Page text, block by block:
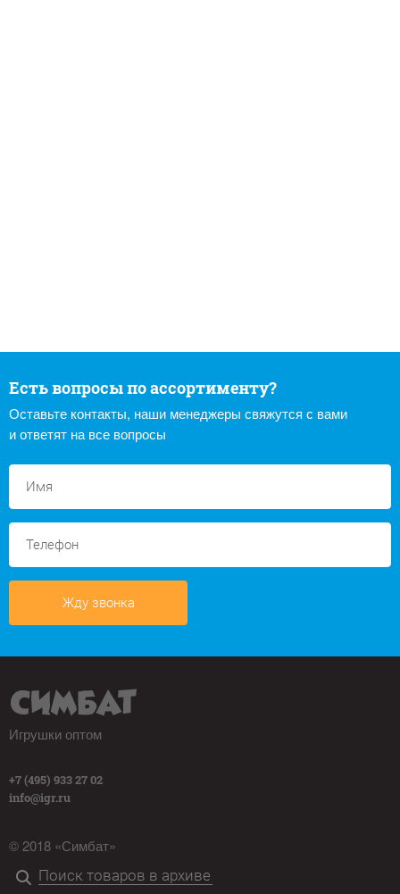
Есть вопросы по ассортименту?
Оставьте контакты, наши менеджеры свяжутся с вами
и ответят на все вопросы
Жду звонка
Игрушки оптом
+7 (495) 933 27 02
info@igr.ru
© 2018 «Симбат»